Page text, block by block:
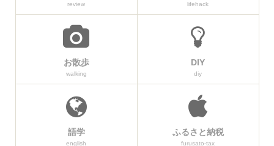
review lifehack
お散歩
walking
DIY
diy
語学
english
ふるさと納税
furusato-tax